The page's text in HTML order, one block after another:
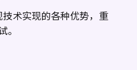
术实现的各种优势，重